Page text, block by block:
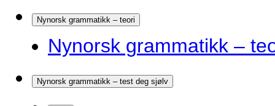
Nynorsk grammatikk – teori
Nynorsk grammatikk –
Nynorsk grammatikk – test deg sjølv